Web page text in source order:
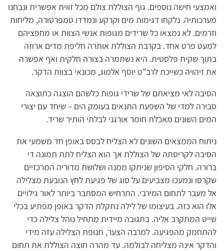
ואמצעי חישה נוספים. גוף הצוללת צולם מכל זווית אפשרית ונבחנו
מערכותיה. נלקחו דגימות מים וקרקע ונמדדו טמפרטורה, מליחות
וזרמים. לא נמצאו כל שרידים מגופות אנשי הצוות או מחפציהם
למעט פרט אחד. בקרבת הצוללת אותרה חליפת מדים ארוזה
בתוך שקית פלסטית. היא נשתמרה בצורה חלקית ואף אפשרה
את זיהויה כשייכת לרב”ט יוסף אלמוג, מכונאי בצוות הדקר.
הסיבה לאי מציאתם של שרידי גופות כלשהם הוצגה כתוצאה
סבירה למדי של השפעת התנאים בעומק הים – שיחד עם יצורי
המים השונים מאכלת חומר אורגני לבלתי הותיר שריד.
ניתוח הממצאים השונים לא הצליח לבסס באופן חד משמעי את
הסיבה לקריסתה של הצוללת אך הוא הצליח לתת תמונה די
ברורה. חלקי הסיפון שניתקו ממנה ושלושת מדוריה המרכזיים
שקרסו ונמעכו מצביעים על סוג של פגיעת לחץ הנובעת מצלילה
אל מעבר לתחום המירבי. התרחיש המסתבר ביותר לאור גילויים
אלו הוא כזה. בעיצומו של לילה נתקלת הדקר באופן מפתיע בכלי
שייט המתקרב אליה. בתגובה מיידית מתחיל נוהל צלילה כדי
להתחמק מהפגיעה. למרבה הצער, תנופת הצלילה עזה מידי
והדקר אינה מצליחה לבולמה. עד מהרה חוצה הצוללת את תחום